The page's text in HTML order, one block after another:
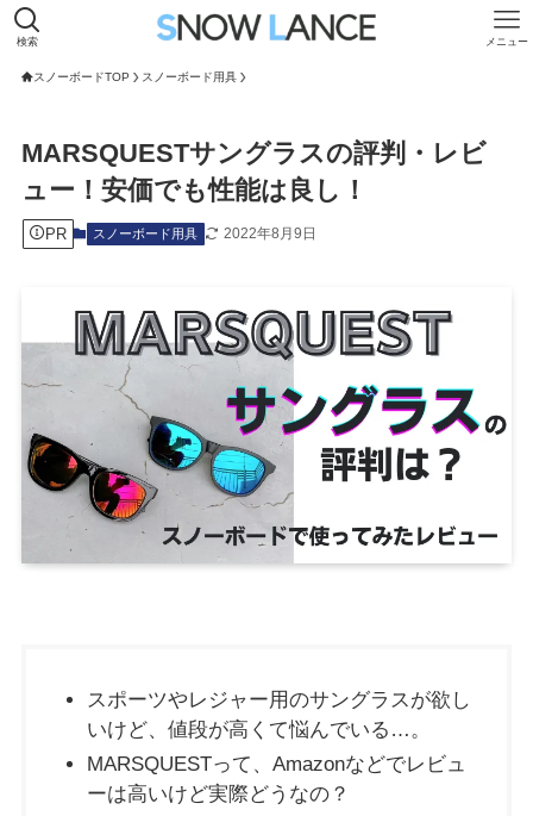
検索 メニュー
スノーボードTOP スノーボード用具
MARSQUESTサングラスの評判・レビ
ュー！安価でも性能は良し！
PR スノーボード用具 2022年8月9日
スポーツやレジャー用のサングラスが欲し
いけど、値段が高くて悩んでいる…。
MARSQUESTって、Amazonなどでレビュ
ーは高いけど実際どうなの？